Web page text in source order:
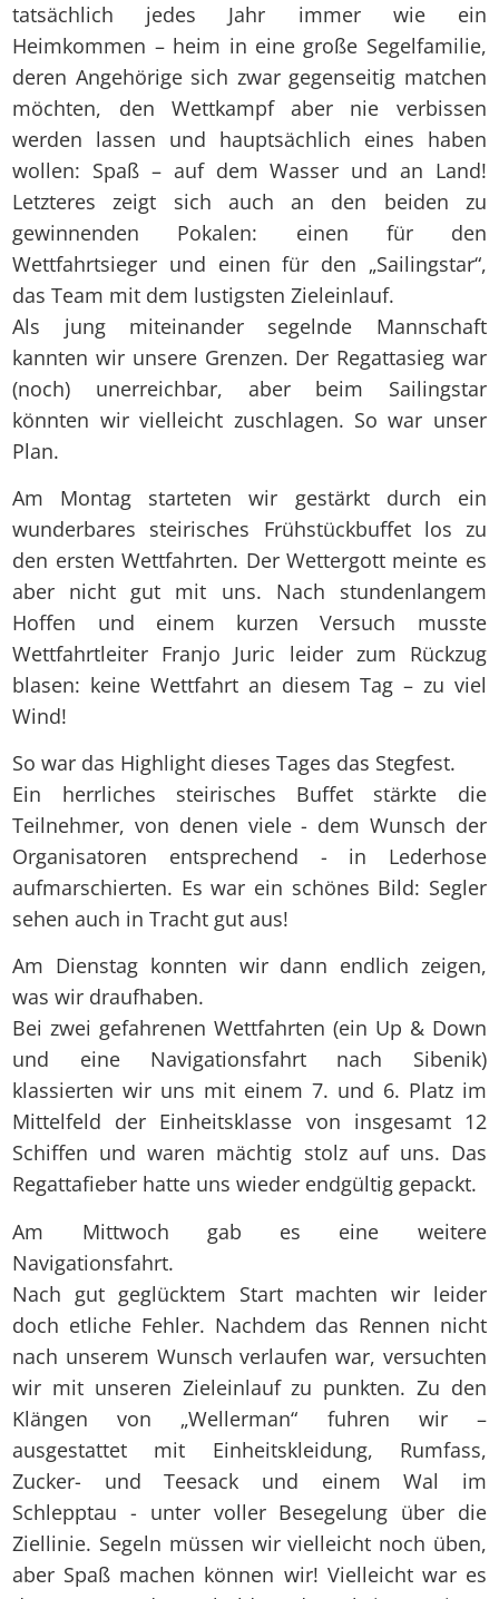
tatsächlich jedes Jahr immer wie ein
Heimkommen – heim in eine große Segelfamilie,
deren Angehörige sich zwar gegenseitig matchen
möchten, den Wettkampf aber nie verbissen
werden lassen und hauptsächlich eines haben
wollen: Spaß – auf dem Wasser und an Land!
Letzteres zeigt sich auch an den beiden zu
gewinnenden Pokalen: einen für den
Wettfahrtsieger und einen für den „Sailingstar“,
das Team mit dem lustigsten Zieleinlauf.
Als jung miteinander segelnde Mannschaft
kannten wir unsere Grenzen. Der Regattasieg war
(noch) unerreichbar, aber beim Sailingstar
könnten wir vielleicht zuschlagen. So war unser
Plan.
Am Montag starteten wir gestärkt durch ein
wunderbares steirisches Frühstückbuffet los zu
den ersten Wettfahrten. Der Wettergott meinte es
aber nicht gut mit uns. Nach stundenlangem
Hoffen und einem kurzen Versuch musste
Wettfahrtleiter Franjo Juric leider zum Rückzug
blasen: keine Wettfahrt an diesem Tag – zu viel
Wind!
So war das Highlight dieses Tages das Stegfest.
Ein herrliches steirisches Buffet stärkte die
Teilnehmer, von denen viele - dem Wunsch der
Organisatoren entsprechend - in Lederhose
aufmarschierten. Es war ein schönes Bild: Segler
sehen auch in Tracht gut aus!
Am Dienstag konnten wir dann endlich zeigen,
was wir draufhaben.
Bei zwei gefahrenen Wettfahrten (ein Up & Down
und eine Navigationsfahrt nach Sibenik)
klassierten wir uns mit einem 7. und 6. Platz im
Mittelfeld der Einheitsklasse von insgesamt 12
Schiffen und waren mächtig stolz auf uns. Das
Regattafieber hatte uns wieder endgültig gepackt.
Am Mittwoch gab es eine weitere
Navigationsfahrt.
Nach gut geglücktem Start machten wir leider
doch etliche Fehler. Nachdem das Rennen nicht
nach unserem Wunsch verlaufen war, versuchten
wir mit unseren Zieleinlauf zu punkten. Zu den
Klängen von „Wellerman“ fuhren wir –
ausgestattet mit Einheitskleidung, Rumfass,
Zucker- und Teesack und einem Wal im
Schlepptau - unter voller Besegelung über die
Ziellinie. Segeln müssen wir vielleicht noch üben,
aber Spaß machen können wir! Vielleicht war es